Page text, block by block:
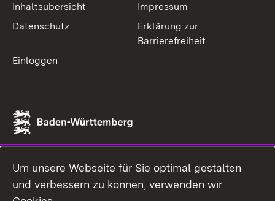
Inhaltsübersicht
Impressum
Datenschutz
Erklärung zur
Barrierefreiheit
Einloggen
Um unsere Webseite für Sie optimal gestalten
und verbessern zu können, verwenden wir